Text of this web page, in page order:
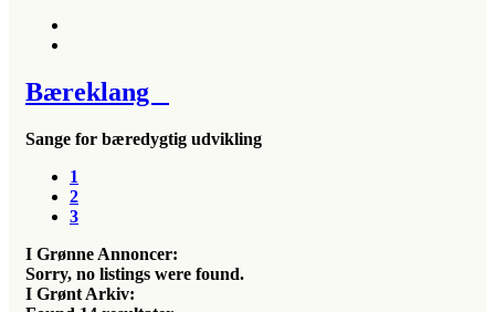
Bæreklang
Sange for bæredygtig udvikling
1
2
3
I Grønne Annoncer:
Sorry, no listings were found.
I Grønt Arkiv: